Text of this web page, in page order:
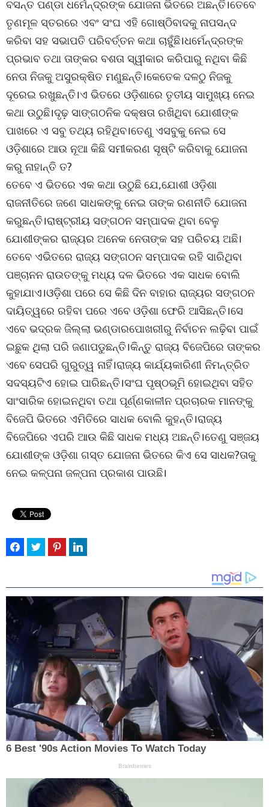
ବସନ୍ତ ପଣ୍ଡା ଧର୍ମେନ୍ଦ୍ରଙ୍କ ଯୋଜନା ଭିତରେ ଅଛନ୍ତି।ତେବେ
ତୃଣମୂଳ ସ୍ତରରେ ଏବଂ ସଂଘ ଏହି ଗୋଷ୍ଠିବାଦକୁ ନାପସନ୍ଦ
କରିବା ସହ ସଭାପତି ପରିବର୍ତ୍ତନ କଥା ଚାହୁଁଛି।ଧର୍ମେନ୍ଦ୍ରଙ୍କ
ପ୍ରଭାବ ତଥା ତାଙ୍କର ବଶତା ସ୍ୱୀକାର କରିପାରୁ ନଥିବା କିଛି
ନେତା ନିଜକୁ ଅସୁରକ୍ଷିତ ମଣୁଛନ୍ତି।କେତେକ ଦଳଠୁ ନିଜକୁ
ଦୂରେଇ ରଖୁଛନ୍ତି।ଏ ଭିତରେ ଓଡ଼ିଶାରେ ତୃତୀୟ ସାମୁଖ୍ୟ ନେଇ
କଥା ଉଠୁଛି।ଦୃଢ଼ ସାଙ୍ଗଠନିକ ଦକ୍ଷତା ରଖିଥିବା ଯୋଶୀଙ୍କ
ପାଖରେ ଏ ସବୁ ତଥ୍ୟ ରହିଥିବ।ତେଣୁ ଏସବୁକୁ ନେଇ ସେ
ଓଡ଼ିଶାରେ ଆଉ ନୂଆ କିଛି ସମୀକରଣ ସୃଷ୍ଟି କରିବାକୁ ଯୋଜନା
କରୁ ନାହାନ୍ତି ତ?
ତେବେ ଏ ଭିତରେ ଏକ କଥା ଉଠୁଛି ଯେ,ଯୋଶୀ ଓଡ଼ିଶା
ରାଜନୀତିରେ ଜଣେ ସାଧକଙ୍କୁ ନେଇ ତାଙ୍କ ରଣନୀତି ଯୋଜନା
କରୁଛନ୍ତି।ରାଷ୍ଟ୍ରୀୟ ସଙ୍ଗଠନ ସମ୍ପାଦକ ଥିବା ବେଳୁ
ଯୋଶୀଙ୍କର ରାଜ୍ୟର ଅନେକ ନେତାଙ୍କ ସହ ପରିଚୟ ଅଛି।
ତେବେ ଏଭିତରେ ରାଜ୍ୟ ସଙ୍ଗଠନ ସମ୍ପାଦକ ରହି ସାରିଥିବା
ପଞ୍ଚାନନ ରାଉତଙ୍କୁ ମଧ୍ୟ ଦଳ ଭିତରେ ଏକ ସାଧକ ବୋଲି
କୁହାଯାଏ।ଓଡ଼ିଶା ପରେ ସେ କିଛି ଦିନ ବାହାର ରାଜ୍ୟର ସଙ୍ଗଠନ
ଦାୟିତ୍ୱରେ ରହିବା ପରେ ଏବେ ଓଡ଼ିଶା ଫେରି ଆସିଛନ୍ତି।ସେ
ଏବେ ଭଦ୍ରକ ଜିଲ୍ଲା ଭଣ୍ଡାରପୋଖରୀରୁ ନିର୍ବାଚନ ଲଢ଼ିବା ପାଇଁ
ଇଛୁକ ଥିଲା ପରି ଜଣାପଡୁଛନ୍ତି।କିନ୍ତୁ ରାଜ୍ୟ ବିଜେପିରେ ତାଙ୍କର
ଏବେ ସେପରି ଗୁରୁତ୍ୱ ନାହିଁ।ରାଜ୍ୟ କାର୍ଯ୍ୟକାରିଣୀ ନିମନ୍ତ୍ରିତ
ସଦସ୍ୟଟିଏ ହୋଇ ପାରିଛନ୍ତି।ସଂଘ ପୃଷ୍ଠଭୂମି ହୋଇଥିବା ସହିତ
ସାଂସାରିକ ହୋଇନଥିବା ତଥା ପୂର୍ଣ୍ଣକାଳୀନ ପ୍ରଚାରକ ମାନଙ୍କୁ
ବିଜେପି ଭିତରେ ଏମିତିରେ ସାଧକ ବୋଲି କୁହନ୍ତି।ରାଜ୍ୟ
ବିଜେପିରେ ଏପରି ଆଉ କିଛି ସାଧକ ମଧ୍ୟ ଅଛନ୍ତି।ତେଣୁ ସଞ୍ଜୟ
ଯୋଶୀଙ୍କ ଓଡ଼ିଶା ଗସ୍ତ ଯୋଜନା ଭିତରେ କିଏ ସେ ସାଧକ?ତାକୁ
ନେଇ କଳ୍ପନା ଜଳ୍ପନା ପ୍ରକାଶ ପାଉଛି।